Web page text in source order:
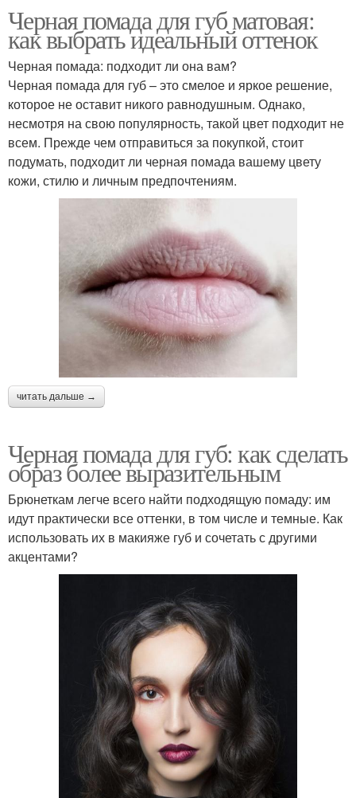
Черная помада для губ матовая:
как выбрать идеальный оттенок
Черная помада: подходит ли она вам?
Черная помада для губ – это смелое и яркое решение,
которое не оставит никого равнодушным. Однако,
несмотря на свою популярность, такой цвет подходит не
всем. Прежде чем отправиться за покупкой, стоит
подумать, подходит ли черная помада вашему цвету
кожи, стилю и личным предпочтениям.
читать дальше →
Черная помада для губ: как сделать
образ более выразительным
Брюнеткам легче всего найти подходящую помаду: им
идут практически все оттенки, в том числе и темные. Как
использовать их в макияже губ и сочетать с другими
акцентами?